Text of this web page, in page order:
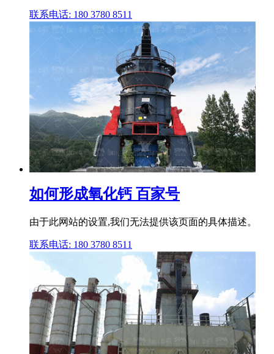
联系电话: 180 3780 8511
如何形成氧化钙 百家号
由于此网站的设置,我们无法提供该页面的具体描述。
联系电话: 180 3780 8511